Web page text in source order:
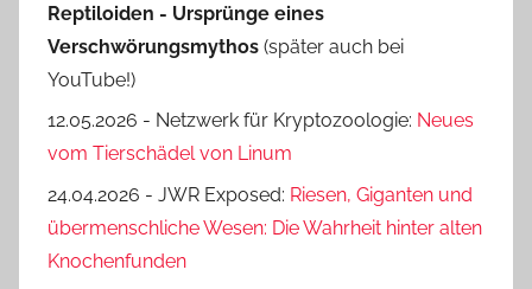
Reptiloiden - Ursprünge eines
Verschwörungsmythos (später auch bei
YouTube!)
12.05.2026 - Netzwerk für Kryptozoologie: Neues
vom Tierschädel von Linum
24.04.2026 - JWR Exposed: Riesen, Giganten und
übermenschliche Wesen: Die Wahrheit hinter alten
Knochenfunden